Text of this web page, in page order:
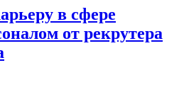
в сфере
от рекрутера